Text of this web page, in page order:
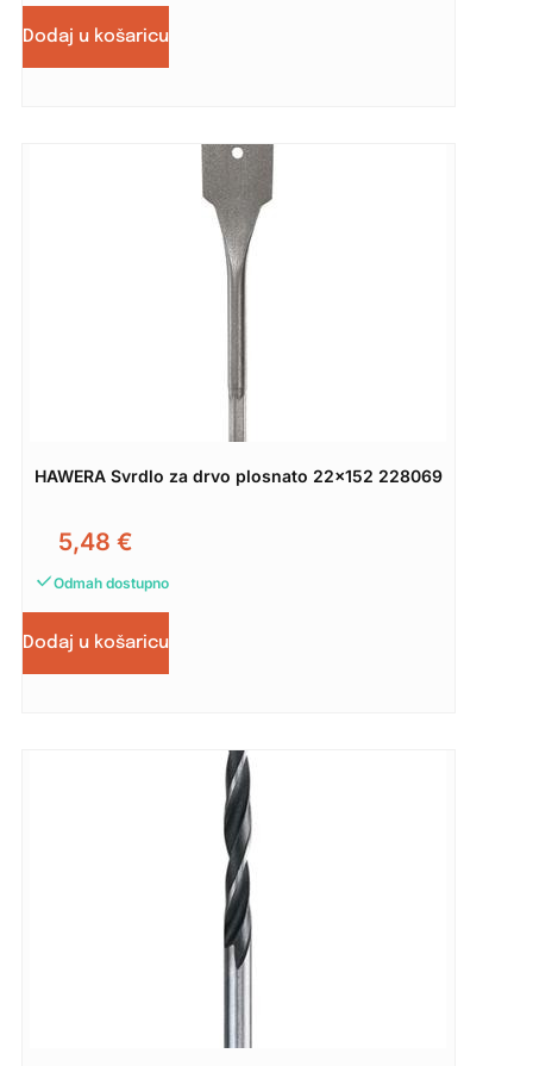
Dodaj u košaricu
HAWERA Svrdlo za drvo plosnato 22×152 228069
5,48 €
Odmah dostupno
Dodaj u košaricu